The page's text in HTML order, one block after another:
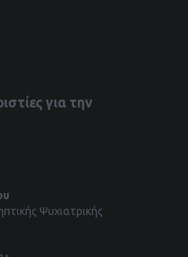
για την
Ψυχιατρικής